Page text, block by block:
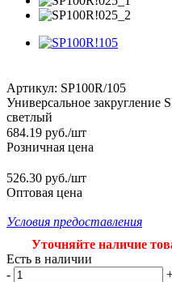
Артикул: SP100R/105
Универсальное
светлый
684.19 руб./шт
Розничная цена
526.30 руб./шт
Оптовая цена
Условия предоставления
Уточняйте наличие
Есть в наличии
-